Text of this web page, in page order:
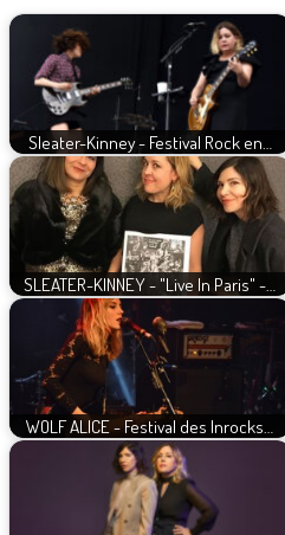
Sleater-Kinney - Festival Rock en…
SLEATER-KINNEY - "Live In Paris" -…
WOLF ALICE - Festival des Inrocks…